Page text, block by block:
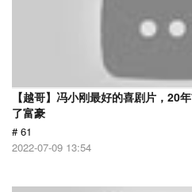
【越哥】冯小刚最好的喜剧片，20
了富豪
# 61
2022-07-09 13:54